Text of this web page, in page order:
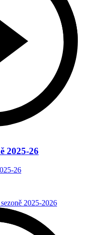
2025-26
26